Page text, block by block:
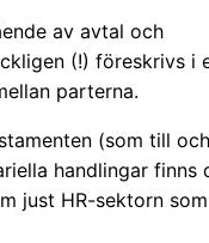
av avtal och
(!) föreskrivs i
parterna.
(som till
handlingar finns
just HR-sektorn